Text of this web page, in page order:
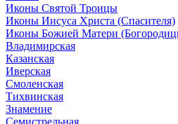
Иконы Святой Троицы
Иконы Иисуса Христа (Спасителя)
Иконы Божией Матери
Владимирская
Казанская
Иверская
Смоленская
Тихвинская
Знамение
Семистрельная